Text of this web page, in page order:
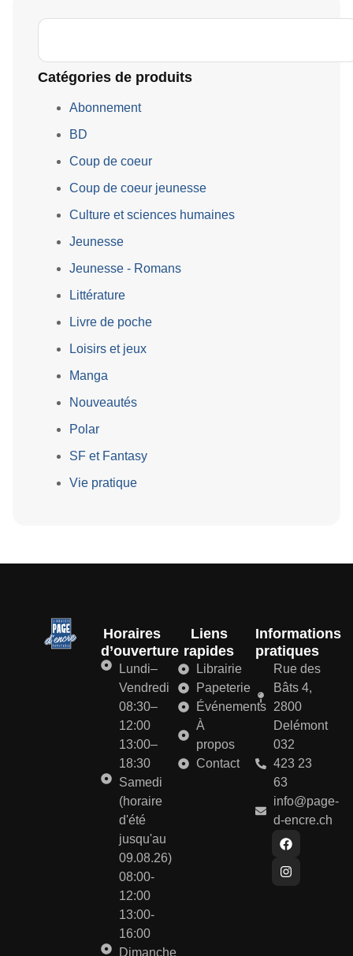
Catégories de produits
Abonnement
BD
Coup de coeur
Coup de coeur jeunesse
Culture et sciences humaines
Jeunesse
Jeunesse - Romans
Littérature
Livre de poche
Loisirs et jeux
Manga
Nouveautés
Polar
SF et Fantasy
Vie pratique
Horaires
d’ouverture
Lundi–
Vendredi
08:30–
12:00
13:00–
18:30
Samedi
(horaire
d'été
jusqu'au
09.08.26)
08:00-
12:00
13:00-
16:00
Dimanche
Liens
rapides
Librairie
Papeterie
Événements
À
propos
Contact
Informations
pratiques
Rue des
Bâts 4,
2800
Delémont
032
423 23
63
info@page-
d-encre.ch